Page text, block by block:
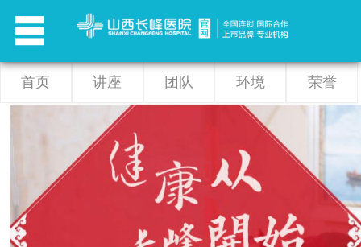
首页 讲座 团队 环境 荣誉